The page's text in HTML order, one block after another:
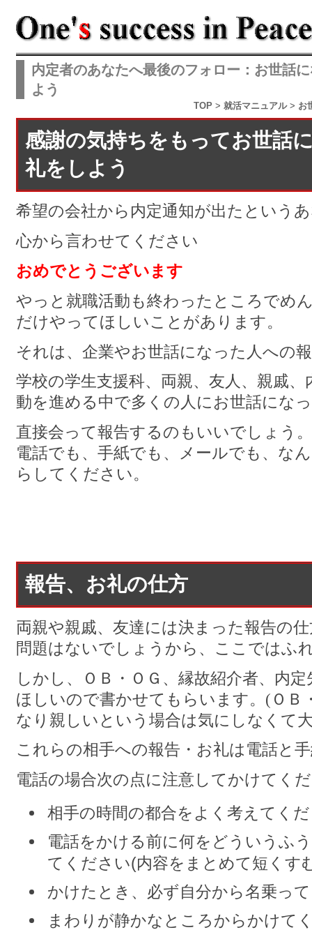
内定者のあなたへ最後のフォロー：お世話
よう
TOP> 就活マニュアル> お
感謝の気持ちをもってお世話
礼をしよう
希望の会社から内定通知が出たという
心から言わせてください
おめでとうございます
やっと就職活動も終わったところでめ
だけやってほしいことがあります。
それは、企業やお世話になった人への
学校の学生支援科、両親、友人、親戚
動を進める中で多くの人にお世話にな
直接会って報告するのもいいでしょう。
電話でも、手紙でも、メールでも、な
らしてください。
報告、お礼の仕方
両親や親戚、友達には決まった報告の
問題はないでしょうから、ここではふ
しかし、ＯＢ・ＯＧ、縁故紹介者、内
ほしいので書かせてもらいます。(ＯＢ
なり親しいという場合は気にしなくて
これらの相手への報告・お礼は電話と
電話の場合次の点に注意してかけてく
相手の時間の都合をよく考えてく
電話をかける前に何をどういうふ
てください(内容をまとめて短くす
かけたとき、必ず自分から名乗っ
まわりが静かなところからかけて